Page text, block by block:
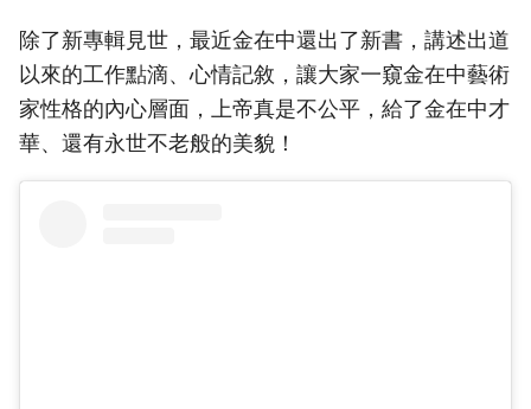
除了新專輯見世，最近金在中還出了新書，講述出道
以來的工作點滴、心情記敘，讓大家一窺金在中藝術
家性格的內心層面，上帝真是不公平，給了金在中才
華、還有永世不老般的美貌！